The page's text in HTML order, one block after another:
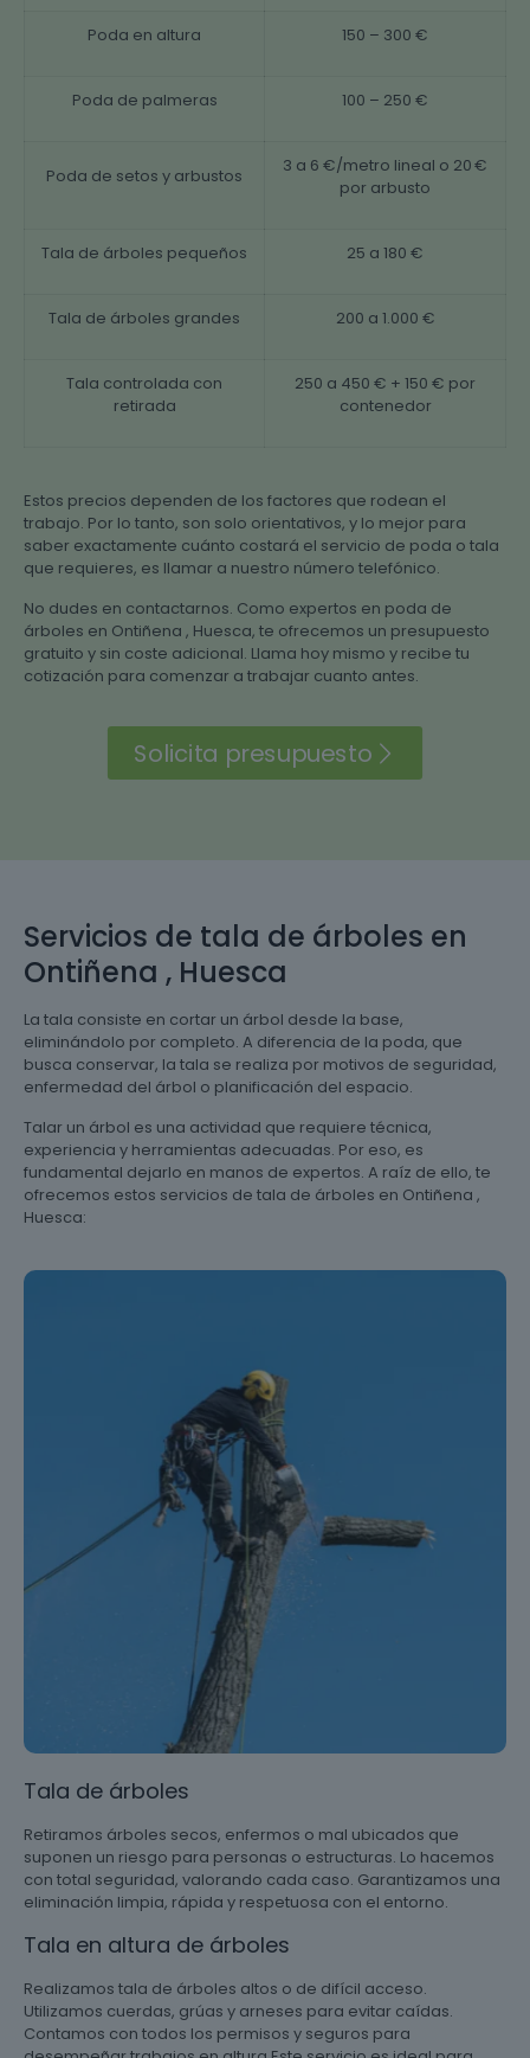
Poda en altura 150 – 300 €
Poda de palmeras 100 – 250 €
Poda de setos y arbustos
3 a 6 €/metro lineal o 20 €
por arbusto
Tala de árboles pequeños 25 a 180 €
Tala de árboles grandes 200 a 1.000 €
Tala controlada con
retirada
250 a 450 € + 150 € por
contenedor
Estos precios dependen de los factores que rodean el
trabajo. Por lo tanto, son solo orientativos, y lo mejor para
saber exactamente cuánto costará el servicio de poda o tala
que requieres, es llamar a nuestro número telefónico.
No dudes en contactarnos. Como expertos en poda de
árboles en Ontiñena , Huesca, te ofrecemos un presupuesto
gratuito y sin coste adicional. Llama hoy mismo y recibe tu
cotización para comenzar a trabajar cuanto antes.
Solicita presupuesto
Servicios de tala de árboles en
Ontiñena , Huesca
La tala consiste en cortar un árbol desde la base,
eliminándolo por completo. A diferencia de la poda, que
busca conservar, la tala se realiza por motivos de seguridad,
enfermedad del árbol o planificación del espacio.
Talar un árbol es una actividad que requiere técnica,
experiencia y herramientas adecuadas. Por eso, es
fundamental dejarlo en manos de expertos. A raíz de ello, te
ofrecemos estos servicios de tala de árboles en Ontiñena ,
Huesca:
Tala de árboles
Retiramos árboles secos, enfermos o mal ubicados que
suponen un riesgo para personas o estructuras. Lo hacemos
con total seguridad, valorando cada caso. Garantizamos una
eliminación limpia, rápida y respetuosa con el entorno.
Tala en altura de árboles
Realizamos tala de árboles altos o de difícil acceso.
Utilizamos cuerdas, grúas y arneses para evitar caídas.
Contamos con todos los permisos y seguros para